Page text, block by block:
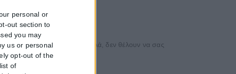
personal or
out section to
you may
us or personal
opt-out of the
of
ή ακόμη πιο απλά, δεν θέλουν να σας